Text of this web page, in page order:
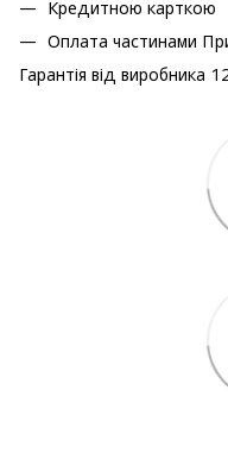
Кредитною карткою
Оплата частинами
Гарантія від виробника